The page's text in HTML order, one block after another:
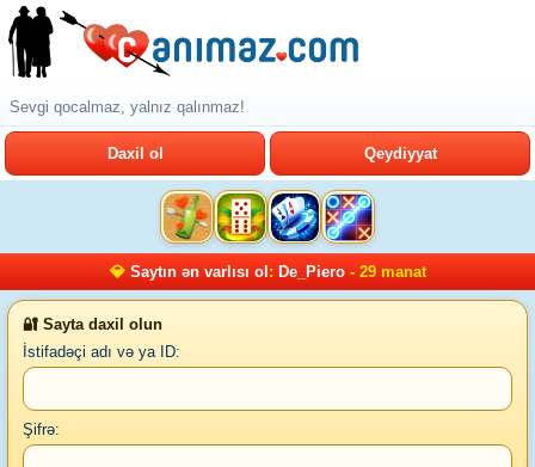
Sevgi qocalmaz, yalnız qalınmaz!
Daxil ol Qeydiyyat
💎 Saytın ən varlısı ol : De_Piero- 29 manat
🔐 Sayta daxil olun
İstifadəçi adı və ya ID:
Şifrə: